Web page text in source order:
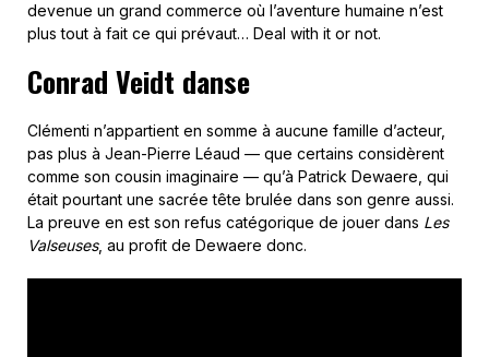
devenue un grand commerce où l’aventure humaine n’est
plus tout à fait ce qui prévaut… Deal with it or not.
Conrad Veidt danse
Clémenti n’appartient en somme à aucune famille d’acteur,
pas plus à Jean-Pierre Léaud — que certains considèrent
comme son cousin imaginaire — qu’à Patrick Dewaere, qui
était pourtant une sacrée tête brulée dans son genre aussi.
La preuve en est son refus catégorique de jouer dans Les
Valseuses, au profit de Dewaere donc.